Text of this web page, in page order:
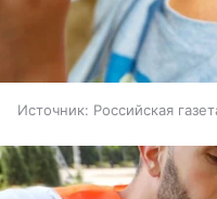
Источник: Российская